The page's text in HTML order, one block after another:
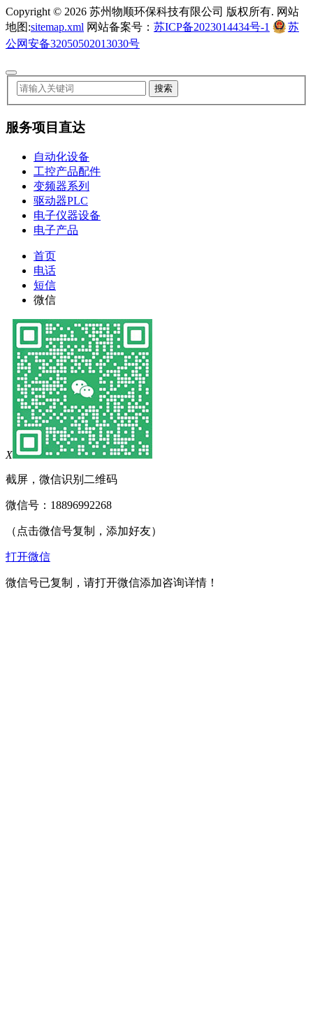
Copyright © 2026 苏州物顺环保科技有限公司 版权所有. 网站
地图:sitemap.xml 网站备案号： 苏ICP备2023014434号-1
苏
公网安备32050502013030号
服务项目直达
自动化设备
工控产品配件
变频器系列
驱动器PLC
电子仪器设备
电子产品
首页
电话
短信
微信
X
截屏，微信识别二维码
微信号： 18896992268
（点击微信号复制，添加好友）
打开微信
微信号已复制，请打开微信添加咨询详情！